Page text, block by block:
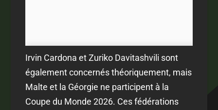
Irvin Cardona et Zuriko Davitashvili sont
également concernés théoriquement, mais
Malte et la Géorgie ne participent à la
Coupe du Monde 2026. Ces fédérations